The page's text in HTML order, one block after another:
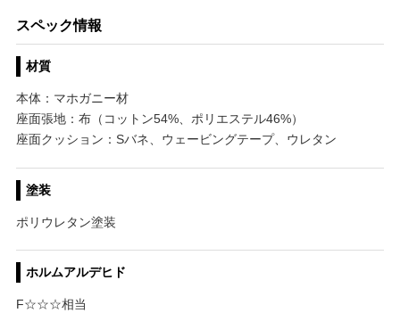
スペック情報
材質
本体：マホガニー材
座面張地：布（コットン54%、ポリエステル46%）
座面クッション：Sバネ、ウェービングテープ、ウレタン
塗装
ポリウレタン塗装
ホルムアルデヒド
F☆☆☆相当